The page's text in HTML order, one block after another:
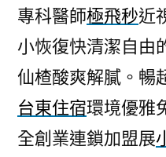
專科醫師極飛秒近
小恢復快清潔自由
仙楂酸爽解膩。暢
台東住宿環境優雅
全創業連鎖加盟展